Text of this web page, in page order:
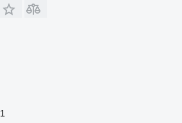
1